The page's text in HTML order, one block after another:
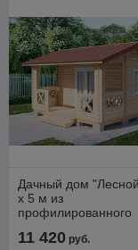
Дачный дом
х 5 м из
профилированного
11 420 руб.